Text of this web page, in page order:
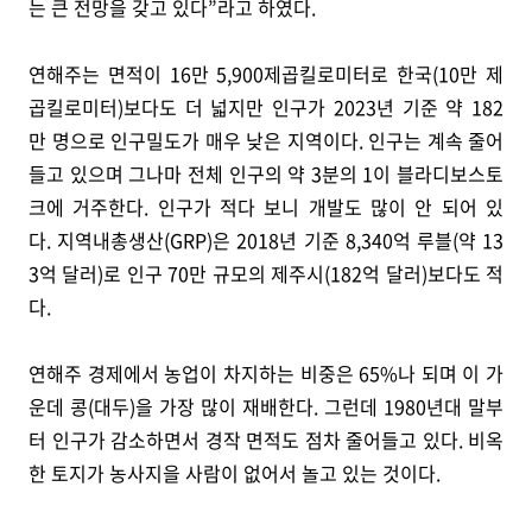
는 큰 전망을 갖고 있다”라고 하였다.
연해주는 면적이 16만 5,900제곱킬로미터로 한국(10만 제
곱킬로미터)보다도 더 넓지만 인구가 2023년 기준 약 182
만 명으로 인구밀도가 매우 낮은 지역이다. 인구는 계속 줄어
들고 있으며 그나마 전체 인구의 약 3분의 1이 블라디보스토
크에 거주한다. 인구가 적다 보니 개발도 많이 안 되어 있
다. 지역내총생산(GRP)은 2018년 기준 8,340억 루블(약 13
3억 달러)로 인구 70만 규모의 제주시(182억 달러)보다도 적
다.
연해주 경제에서 농업이 차지하는 비중은 65%나 되며 이 가
운데 콩(대두)을 가장 많이 재배한다. 그런데 1980년대 말부
터 인구가 감소하면서 경작 면적도 점차 줄어들고 있다. 비옥
한 토지가 농사지을 사람이 없어서 놀고 있는 것이다.